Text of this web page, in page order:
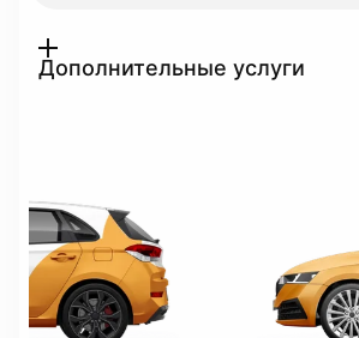
Дополнительные услуги